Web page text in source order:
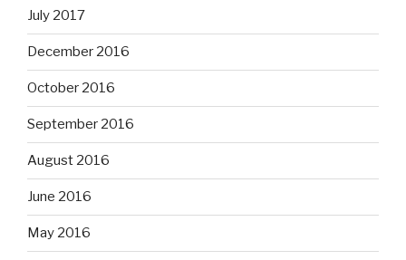
July 2017
December 2016
October 2016
September 2016
August 2016
June 2016
May 2016